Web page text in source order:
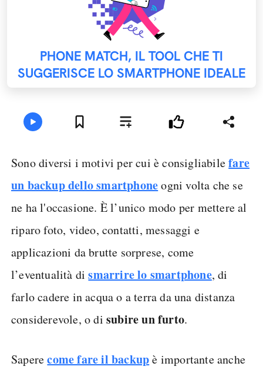
PHONE MATCH, IL TOOL CHE TI
SUGGERISCE LO SMARTPHONE IDEALE
Sono diversi i motivi per cui è consigliabilefare
un backup dello smartphoneogni volta che se
ne ha l'occasione. È l’unico modo per mettere al
riparo foto, video, contatti, messaggi e
applicazioni da brutte sorprese, come
l’eventualità dismarrire lo smartphone, di
farlo cadere in acqua o a terra da una distanza
considerevole, o di subire un furto.
Saperecome fare il backupè importante anche